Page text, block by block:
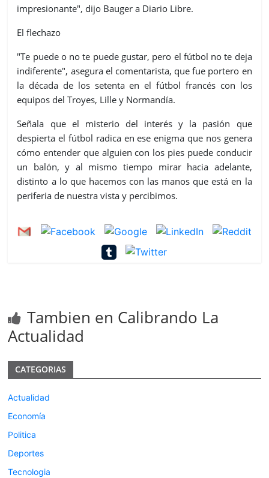
impresionante", dijo Bauger a Diario Libre.
El flechazo
"Te puede o no te puede gustar, pero el fútbol no te deja
indiferente", asegura el comentarista, que fue portero en
la década de los setenta en el fútbol francés con los
equipos del Troyes, Lille y Normandía.
Señala que el misterio del interés y la pasión que
despierta el fútbol radica en ese enigma que nos genera
cómo entender que alguien con los pies puede conducir
un balón, y al mismo tiempo mirar hacia adelante,
distinto a lo que hacemos con las manos que está en la
periferia de nuestra vista y percibimos.
Tambien en Calibrando La
Actualidad
CATEGORIAS
Actualidad
Economía
Politica
Deportes
Tecnologia